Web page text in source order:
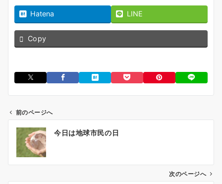
Hatena LINE
Copy
ビ
前のページへ
今日は地球市民の日
次のページへ